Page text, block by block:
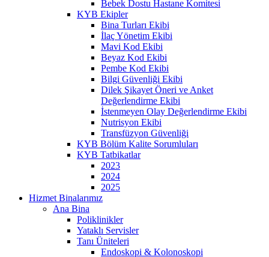
Bebek Dostu Hastane Komitesi
KYB Ekipler
Bina Turları Ekibi
İlaç Yönetim Ekibi
Mavi Kod Ekibi
Beyaz Kod Ekibi
Pembe Kod Ekibi
Bilgi Güvenliği Ekibi
Dilek Şikayet Öneri ve Anket
Değerlendirme Ekibi
İstenmeyen Olay Değerlendirme Ekibi
Nutrisyon Ekibi
Transfüzyon Güvenliği
KYB Bölüm Kalite Sorumluları
KYB Tatbikatlar
2023
2024
2025
Hizmet Binalarımız
Ana Bina
Poliklinikler
Yataklı Servisler
Tanı Üniteleri
Endoskopi & Kolonoskopi